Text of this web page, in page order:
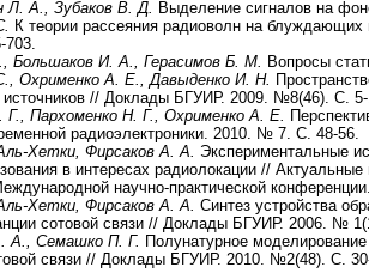
Л. А., Зубаков В. Д. Выделение сигналов на
К теории рассеяния радиоволн на
Большаков И. А., Герасимов Б. М. Вопросы
Охрименко А. Е., Давыденко И. Н.
источников // Доклады БГУИР. 2009. №8(46). С.
Пархоменко Н. Г., Охрименко А. Е.
радиоэлектроники. 2010. № 7. С. 48-56.
Хетки, Фирсаков А. А. Экспериментальные
в интересах радиолокации //
научно-практической
Хетки, Фирсаков А. А. Синтез устройства
сотовой связи // Доклады БГУИР. 2006. №
А., Семашко П. Г. Полунатурное
связи // Доклады БГУИР. 2010. №2(48). С.